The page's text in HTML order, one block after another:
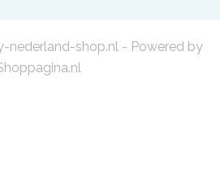
nederland-shop.nl - Powered by